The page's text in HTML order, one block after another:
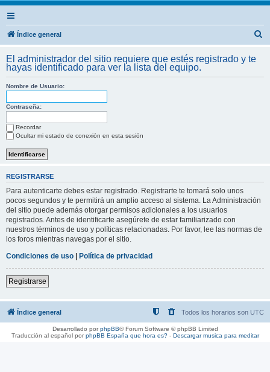
Índice general
c
El administrador del sitio requiere que estés registrado y te
hayas identificado para ver la lista del equipo.
Nombre de Usuario:
Contraseña:
Recordar
Ocultar mi estado de conexión en esta sesión
REGISTRARSE
Para autenticarte debes estar registrado. Registrarte te tomará solo unos
pocos segundos y te permitirá un amplio acceso al sistema. La Administración
del sitio puede además otorgar permisos adicionales a los usuarios
registrados. Antes de identificarte asegúrete de estar familiarizado con
nuestros términos de uso y políticas relacionadas. Por favor, lee las normas de
los foros mientras navegas por el sitio.
Condiciones de uso | Política de privacidad
Registrarse
Índice general Todos los horarios son UTC
Desarrollado porphpBB® Forum Software © phpBB Limited
Traducción al español porphpBB España que hora es?- Descargar musica para meditar